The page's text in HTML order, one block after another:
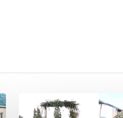
Agricole